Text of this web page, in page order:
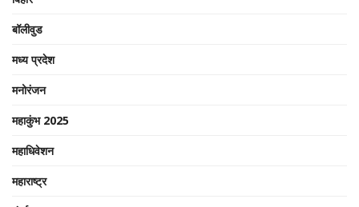
बॉलीवुड
मध्य प्रदेश
मनोरंजन
महाकुंभ 2025
महाधिवेशन
महाराष्ट्र